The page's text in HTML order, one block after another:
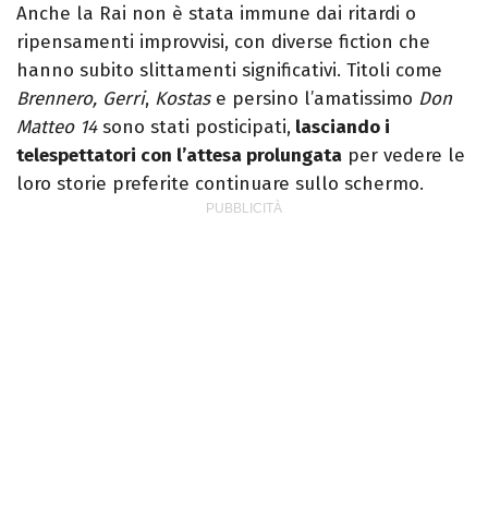
Anche la Rai non è stata immune dai ritardi o
ripensamenti improvvisi, con diverse fiction che
hanno subito slittamenti significativi. Titoli come
Brennero, Gerri, Kostase persino l’amatissimo Don
Matteo 14sono stati posticipati, lasciando i
telespettatori con l’attesa prolungata per vedere le
loro storie preferite continuare sullo schermo.